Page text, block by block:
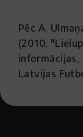
Pēc A.
(2010,
informācijas,
Latvijas